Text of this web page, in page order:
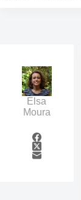
Elsa
Moura